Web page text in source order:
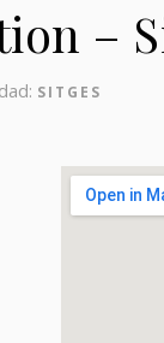
–
SITGES